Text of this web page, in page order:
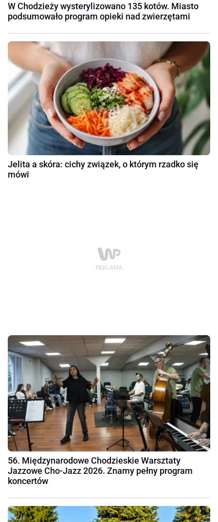
W Chodzieży wysterylizowano 135 kotów. Miasto
podsumowało program opieki nad zwierzętami
Jelita a skóra: cichy związek, o którym rzadko się
mówi
56. Międzynarodowe Chodzieskie Warsztaty
Jazzowe Cho-Jazz 2026. Znamy pełny program
koncertów